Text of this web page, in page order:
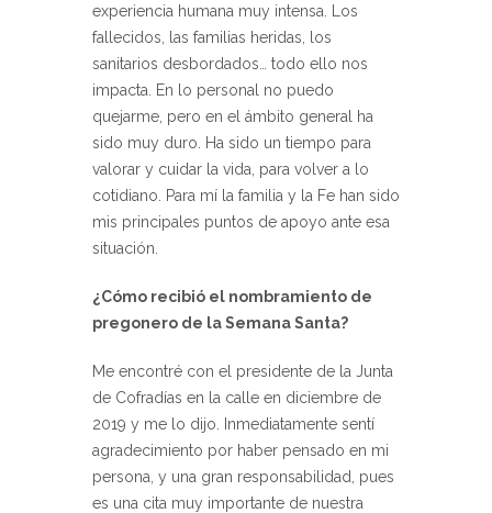
experiencia humana muy intensa. Los
fallecidos, las familias heridas, los
sanitarios desbordados… todo ello nos
impacta. En lo personal no puedo
quejarme, pero en el ámbito general ha
sido muy duro. Ha sido un tiempo para
valorar y cuidar la vida, para volver a lo
cotidiano. Para mí la familia y la Fe han sido
mis principales puntos de apoyo ante esa
situación.
¿Cómo recibió el nombramiento de
pregonero de la Semana Santa?
Me encontré con el presidente de la Junta
de Cofradías en la calle en diciembre de
2019 y me lo dijo. Inmediatamente sentí
agradecimiento por haber pensado en mi
persona, y una gran responsabilidad, pues
es una cita muy importante de nuestra